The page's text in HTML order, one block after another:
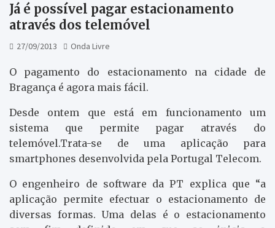
Já é possível pagar estacionamento
através dos telemóvel
27/09/2013 Onda Livre
O pagamento do estacionamento na cidade de
Bragança é agora mais fácil.
Desde ontem que está em funcionamento um
sistema que permite pagar através do
telemóvel.Trata-se de uma aplicação para
smartphones desenvolvida pela Portugal Telecom.
O engenheiro de software da PT explica que “a
aplicação permite efectuar o estacionamento de
diversas formas. Uma delas é o estacionamento